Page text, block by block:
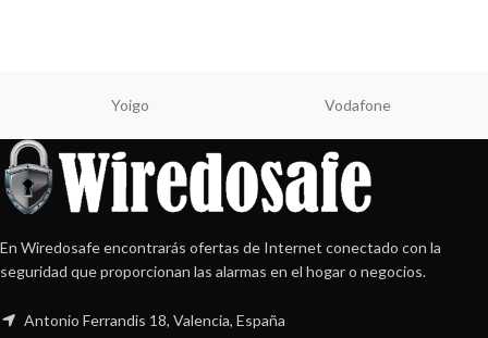
Yoigo Vodafone
En Wiredosafe encontrarás ofertas de Internet conectado con la
seguridad que proporcionan las alarmas en el hogar o negocios.
Antonio Ferrandis 18, Valencia, España